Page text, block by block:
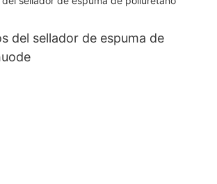
del sellador de espuma de